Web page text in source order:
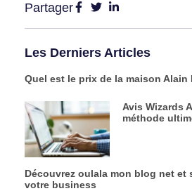
Partager
Les Derniers Articles
Quel est le prix de la maison Alain
Avis Wizards
méthode
Découvrez oulala mon blog net et
votre business